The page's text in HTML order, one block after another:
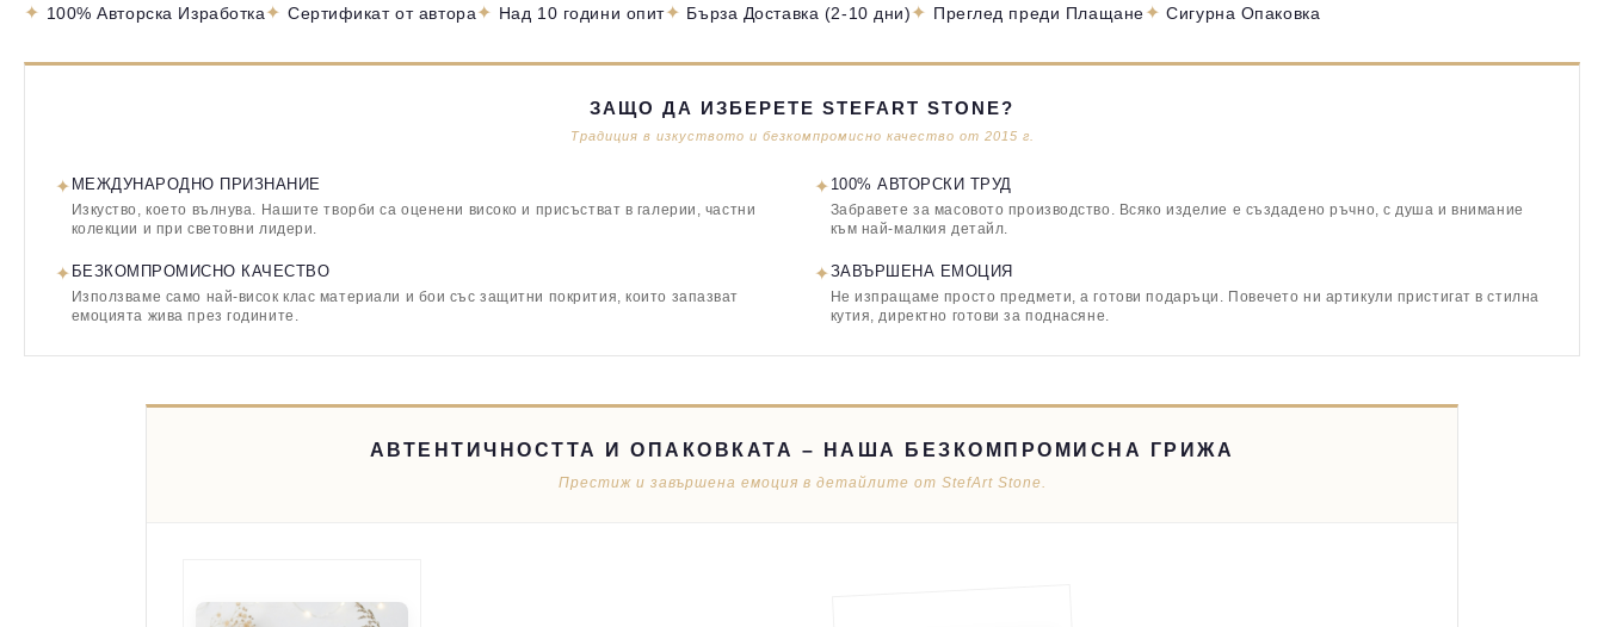
✦ 100% Авторска Изработка✦ Сертификат от автора✦ Над 10 години опит✦ Бърза Доставка (2-10 дни)✦ Преглед преди Плащане✦ Сигурна Опаковка
ЗАЩО ДА ИЗБЕРЕТЕ STEFART STONE?
Традиция в изкуството и безкомпромисно качество от 2015 г.
✦ МЕЖДУНАРОДНО ПРИЗНАНИЕ
Изкуство, което вълнува. Нашите творби са оценени високо и присъстват в галерии, частни
колекции и при световни лидери.
✦ 100% АВТОРСКИ ТРУД
Забравете за масовото производство. Всяко изделие е създадено ръчно, с душа и внимание
към най-малкия детайл.
✦ БЕЗКОМПРОМИСНО КАЧЕСТВО
Използваме само най-висок клас материали и бои със защитни покрития, които запазват
емоцията жива през годините.
✦ЗАВЪРШЕНА ЕМОЦИЯ
Не изпращаме просто предмети, а готови подаръци. Повечето ни артикули пристигат в стилна
кутия, директно готови за поднасяне.
АВТЕНТИЧНОСТТА И ОПАКОВКАТА – НАША БЕЗКОМПРОМИСНА ГРИЖА
Престиж и завършена емоция в детайлите от StefArt Stone.